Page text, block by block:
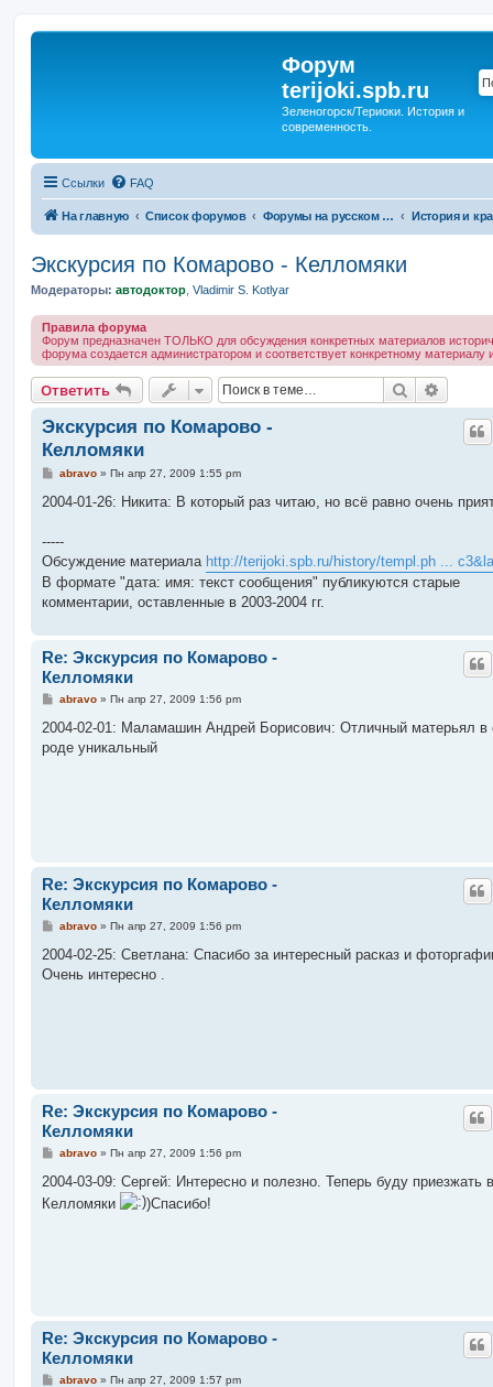
Форум
terijoki.spb.ru
Зеленогорск/Териоки. История и
современность.
Ссылки FAQ
На главную Список форумов Форумы на русском языке
Экскурсия по Комарово - Келломяки
Модераторы: автодоктор Vladimir S. Kotlyar
Правила форума
Форум предназначен ТОЛЬКО для обсуждения конкретных материалов
форума создается администратором и соответствует конкретному материалу
Ответить Поиск
Экскурсия по Комарово -
Келломяки
С
о
и
е
abravo» Пн апр 27, 2009 1:55 pm
2004-01-26: Никита: В который раз читаю, но всё равно очень
-----
Обсуждение материала http://terijoki.spb.ru/history/templ.ph ...
В формате "дата: имя: текст сообщения" публикуются старые
комментарии, оставленные в 2003-2004 гг.
Re: Экскурсия по Комарово -
Келломяки
С
о
щ
abravo» Пн апр 27, 2009 1:56 pm
2004-02-01: Маламашин Андрей Борисович: Отличный матерьял в
роде уникальный
Re: Экскурсия по Комарово -
Келломяки
С
о
щ
abravo» Пн апр 27, 2009 1:56 pm
2004-02-25: Светлана: Спасибо за интересный расказ и
Очень интересно .
Re: Экскурсия по Комарово -
Келломяки
С
о
щ
abravo» Пн апр 27, 2009 1:56 pm
2004-03-09: Сергей: Интересно и полезно. Теперь буду приезжать в
Келломяки
)Спасибо!
Re: Экскурсия по Комарово -
Келломяки
Сabravo» Пн апр 27, 2009 1:57 pm